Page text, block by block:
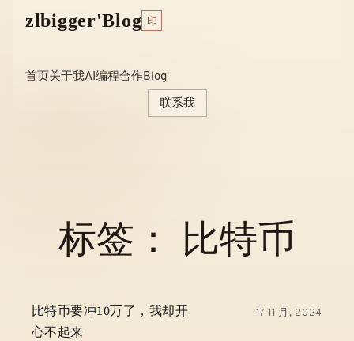
zlbigger'Blog 印
首页 关于我AI编程合作Blog
联系我
标签： 比特币
比特币要冲10万了，我却开
心不起来
17 11 月, 2024